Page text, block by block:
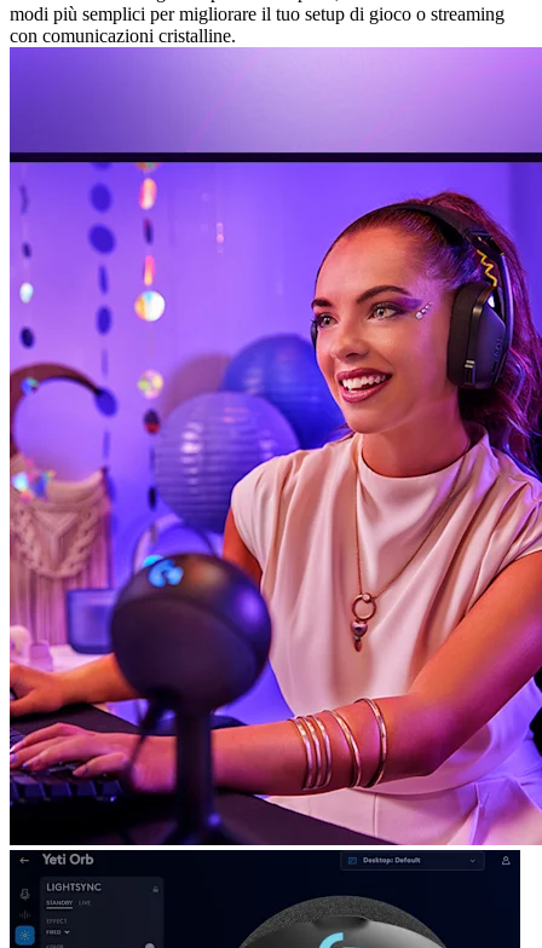
modi più semplici per migliorare il tuo setup di gioco o streaming
con comunicazioni cristalline.